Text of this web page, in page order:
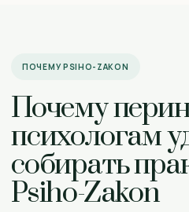
ПОЧЕМУ PSIHO-ZAKON
Почему
психологам
собирать
Psiho-Zakon